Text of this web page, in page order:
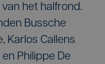
het halfrond.
Bussche
Karlos Callens
Philippe De